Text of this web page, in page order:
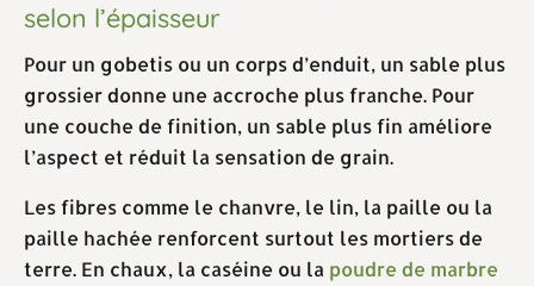
selon l’épaisseur
Pour un gobetis ou un corps d’enduit, un sable plus
grossier donne une accroche plus franche. Pour
une couche de finition, un sable plus fin améliore
l’aspect et réduit la sensation de grain.
Les fibres comme le chanvre, le lin, la paille ou la
paille hachée renforcent surtout les mortiers de
terre. En chaux, la caséine ou la poudre de marbre